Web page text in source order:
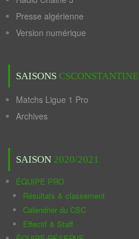
Presse algérienne
Version numérique
SAISONS CSCONSTANTINE
Matchs Ligue 1 Pro
Archives
SAISON 2020/2021
ÉQUIPE PRO
Résultats & classement
Calendrier du CSC
Effectif & Staff